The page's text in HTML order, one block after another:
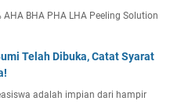
AHA BHA PHA LHA Peeling Solution
Telah Dibuka, Catat Syarat
adalah impian dari hampir